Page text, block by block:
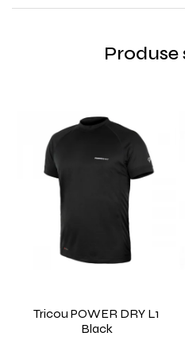
Produse
Tricou POWER DRY L1
Black